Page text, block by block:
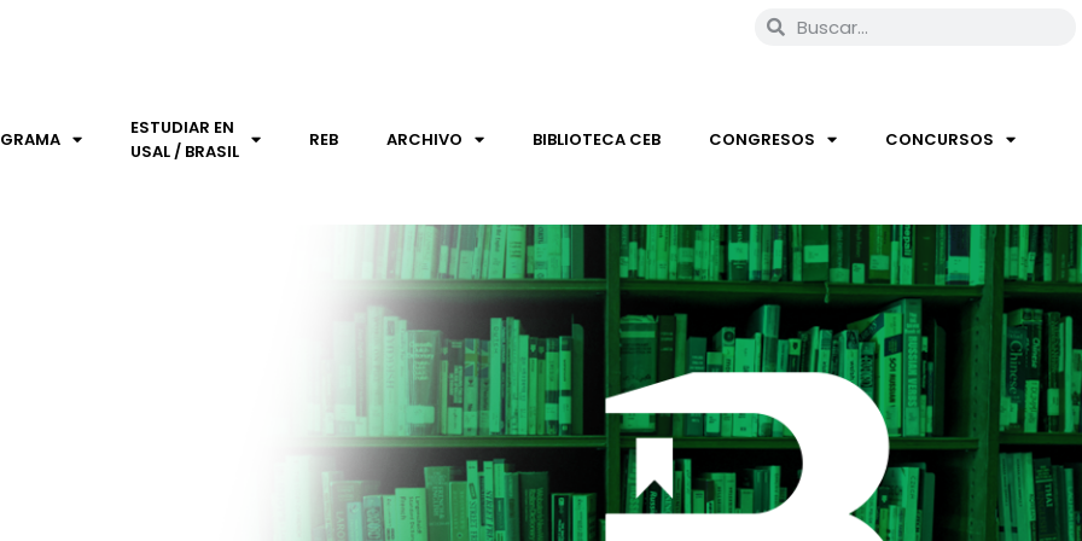
ESTUDIAR EN
USAL / BRASIL
REB ARCHIVO BIBLIOTECA CEB CONGRESOS CONCURSOS